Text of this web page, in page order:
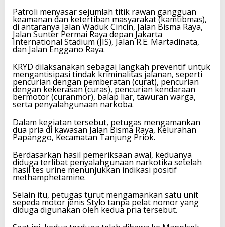
Patroli menyasar sejumlah titik rawan gangguan
keamanan dan ketertiban masyarakat (kamtibmas),
di antaranya Jalan Waduk Cincin, Jalan Bisma Raya,
Jalan Sunter Permai Raya depan Jakarta
International Stadium (JIS), Jalan R.E. Martadinata,
dan Jalan Enggano Raya.
KRYD dilaksanakan sebagai langkah preventif untuk
mengantisipasi tindak kriminalitas jalanan, seperti
pencurian dengan pemberatan (curat), pencurian
dengan kekerasan (curas), pencurian kendaraan
bermotor (curanmor), balap liar, tawuran warga,
serta penyalahgunaan narkoba.
Dalam kegiatan tersebut, petugas mengamankan
dua pria di kawasan Jalan Bisma Raya, Kelurahan
Papanggo, Kecamatan Tanjung Priok.
Berdasarkan hasil pemeriksaan awal, keduanya
diduga terlibat penyalahgunaan narkotika setelah
hasil tes urine menunjukkan indikasi positif
methamphetamine.
Selain itu, petugas turut mengamankan satu unit
sepeda motor jenis Stylo tanpa pelat nomor yang
diduga digunakan oleh kedua pria tersebut.